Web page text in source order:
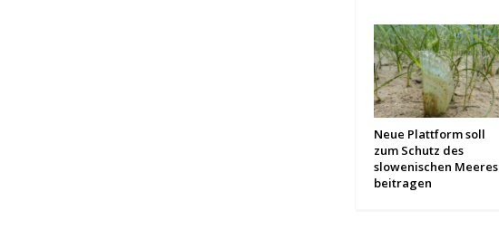
Neue Plattform soll
zum Schutz des
slowenischen Meeres
beitragen